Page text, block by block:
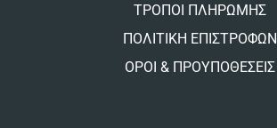
ΤΡΟΠΟΙ ΠΛΗΡΩΜΗΣ
ΠΟΛΙΤΙΚΗ ΕΠΙΣΤΡΟΦΩΝ
ΟΡΟΙ & ΠΡΟΥΠΟΘΕΣΕΙΣ